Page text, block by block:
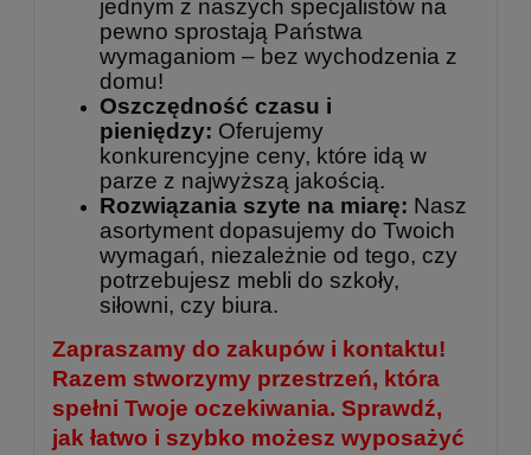
jednym z naszych specjalistów na
pewno sprostają Państwa
wymaganiom – bez wychodzenia z
domu!
Oszczędność czasu i
pieniędzy: Oferujemy
konkurencyjne ceny, które idą w
parze z najwyższą jakością.
Rozwiązania szyte na miarę: Nasz
asortyment dopasujemy do Twoich
wymagań, niezależnie od tego, czy
potrzebujesz mebli do szkoły,
siłowni, czy biura.
Zapraszamy do zakupów i kontaktu!
Razem stworzymy przestrzeń, która
spełni Twoje oczekiwania. Sprawdź,
jak łatwo i szybko możesz wyposażyć